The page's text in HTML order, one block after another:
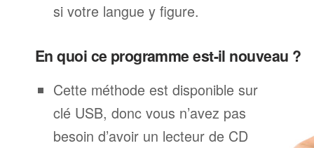
si votre langue y figure.
En quoi ce programme est-il nouveau ?
Cette méthode est disponible sur
clé USB, donc vous n’avez pas
besoin d’avoir un lecteur de CD